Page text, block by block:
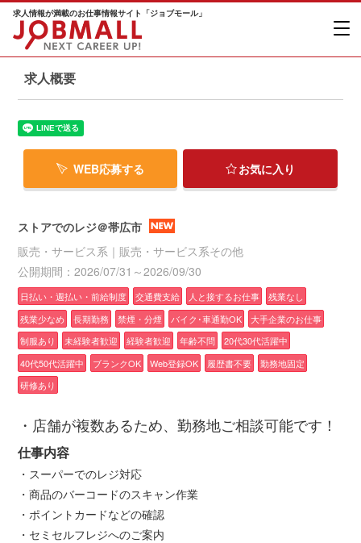
求人情報が満載のお仕事情報サイト「ジョブモール」
求人概要
WEB応募する お気に入り
ストアでのレジ＠帯広市
販売・サービス系｜販売・サービス系その他
公開期間：2026/07/31～2026/09/30
日払い・週払い・前給制度 交通費支給 人と接するお仕事
残業なし
残業少なめ
長期勤務 禁煙・分煙 バイク･車通勤OK
大手企業のお仕事
制服あり
未経験者歓迎 経験者歓迎 年齢不問
20代30代活躍中
40代50代活躍中
ブランクOK Web登録OK 履歴書不要
勤務地固定
研修あり
・店舗が複数あるため、勤務地ご相談可能です！
仕事内容
・スーパーでのレジ対応
・商品のバーコードのスキャン作業
・ポイントカードなどの確認
・セミセルフレジへのご案内